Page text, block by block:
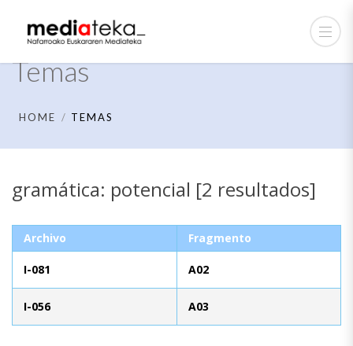
Temas
HOME TEMAS
gramática: potencial [2 resultados]
Archivo Fragmento
I-081 A02
I-056 A03